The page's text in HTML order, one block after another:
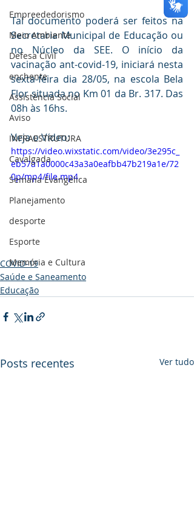
Empreededorismo
Meio Ambiente
Defesa Civil
enchente
Assistência Social
Aviso
INFRAESTRUTURA
Cavalgada
Semana Evangélica
Planejamento
desporte
Esporte
Memória e Cultura
Tal documento poderá ser feitos na
Secretaria Municipal de Educação ou
no Núcleo da SEE. O início da
vacinação ant-covid-19, iniciará nesta
sexta-feira dia 28/05, na escola Bela
Flor situada no Km 01 da Br. 317. Das
08h às 16hs.
Veja o Vídeo:
https://video.wixstatic.com/video/3e295c_
eb57a1a0000c43a3a0eafbb47b219a1e/72
0p/mp4/file.mp4
COVID-19
Saúde e Saneamento
Educação
Posts recentes Ver tudo